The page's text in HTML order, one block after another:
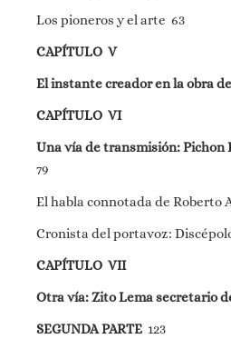
Los pioneros y el arte 63
CAPÍTULO V
El instante creador en la obra
CAPÍTULO VI
Una vía de transmisión:
79
El habla connotada de Roberto
Cronista del portavoz:
CAPÍTULO VII
Otra vía: Zito Lema secretario
SEGUNDA PARTE 123